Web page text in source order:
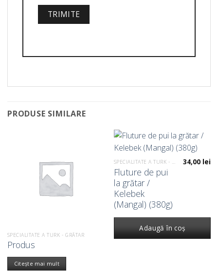
PRODUSE SIMILARE
SPECIALITATE A TURK - GRĂTAR
Produs
Citește mai mult
SPECIALITATE A TURK - GRĂTAR
Fluture de pui
la grătar /
Kelebek
(Mangal) (380g)
34,00 lei
Adaugă în coș